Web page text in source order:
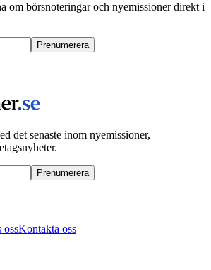
om börsnoteringar och nyemissioner direkt i
Prenumerera
det senaste inom nyemissioner,
Prenumerera
ossKontakta oss